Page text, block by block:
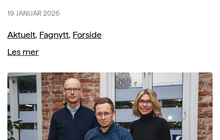
19. JANUAR 2026
Aktuelt, Fagnytt, Forside
Les mer